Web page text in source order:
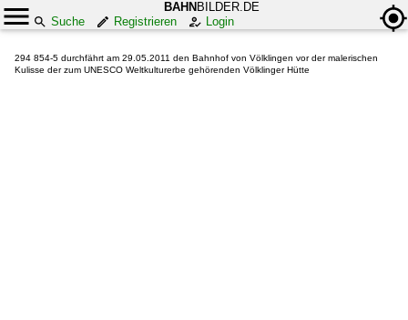
BAHN BILDER.DE
Suche
Registrieren Login
294 854-5 durchfährt am 29.05.2011 den Bahnhof von Völklingen vor der malerischen
Kulisse der zum UNESCO Weltkulturerbe gehörenden Völklinger Hütte